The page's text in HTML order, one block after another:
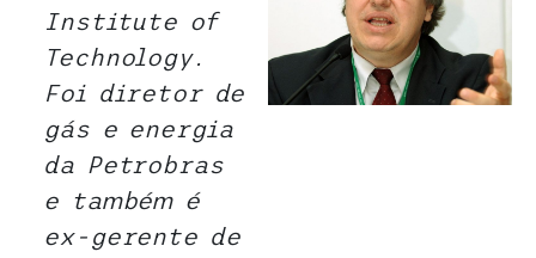
Institute of
Technology.
Foi diretor de
gás e energia
da Petrobras
e também é
ex-gerente de